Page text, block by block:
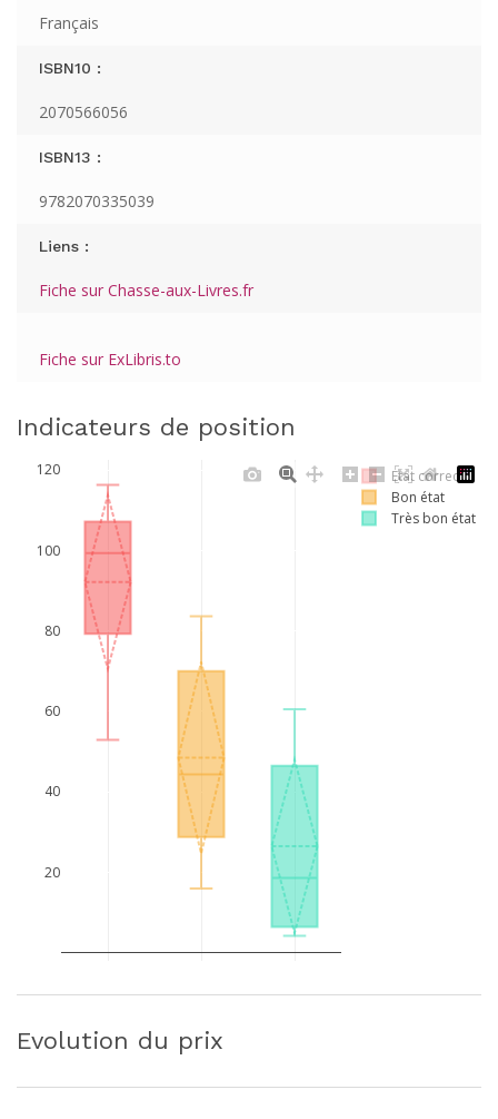
Français
ISBN10 :
2070566056
ISBN13 :
9782070335039
Liens :
Fiche sur Chasse-aux-Livres.fr
Fiche sur ExLibris.to
Indicateurs de position
20
40
60
80
100
120
Etat correct
Bon état
Très bon état
Evolution du prix